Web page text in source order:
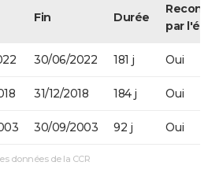
Fin Durée
par
30/06/2022 181 j Oui
31/12/2018 184 j Oui
30/09/2003 92 j Oui
données de la CCR